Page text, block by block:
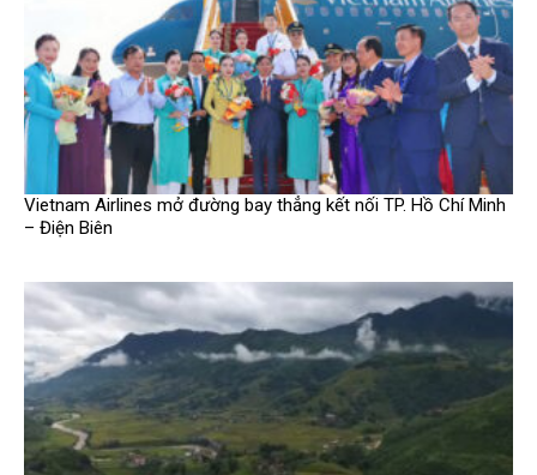
Vietnam Airlines mở đường bay thẳng kết nối TP. Hồ Chí Minh
– Điện Biên